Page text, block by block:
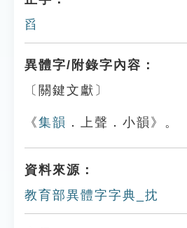
舀
異體字/附錄字內容：
〔關鍵文獻〕
《集韻 ．上聲．小韻》。
資料來源：
教育部異體字字典_抌